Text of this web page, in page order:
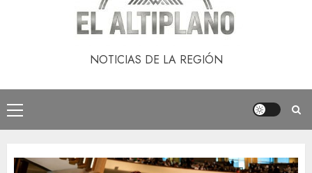
NOTICIAS DE LA REGIÓN
Menú
principal